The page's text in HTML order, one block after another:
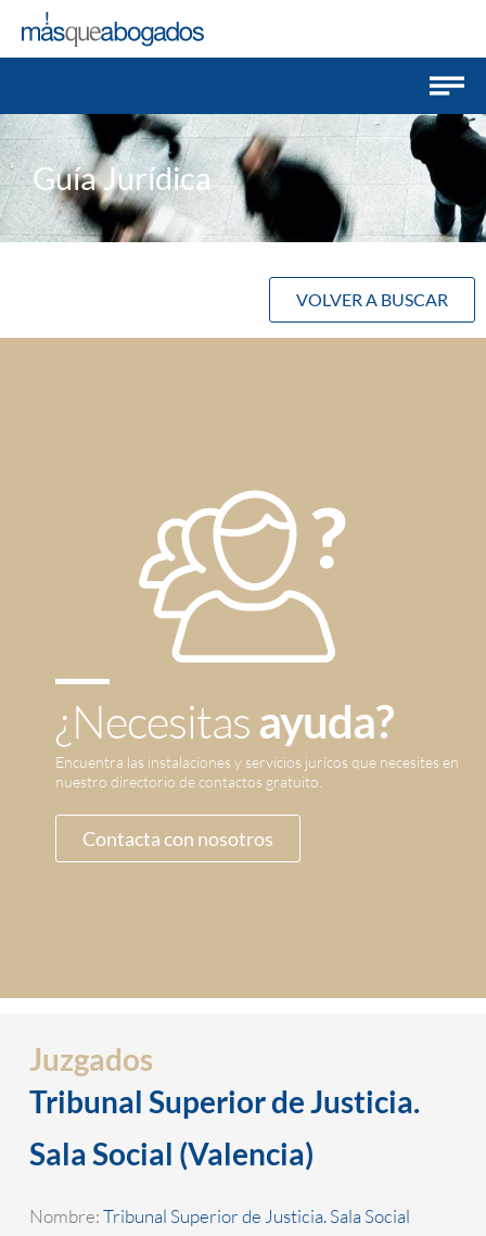
Guía Jurídica
VOLVER A BUSCAR
¿Necesitasayuda?
Encuentra las instalaciones y servicios jurícos que necesites en
nuestro directorio de contactos gratuito.
Contacta con nosotros
Juzgados
Tribunal Superior de Justicia.
Sala Social (Valencia)
Nombre:Tribunal Superior de Justicia. Sala Social